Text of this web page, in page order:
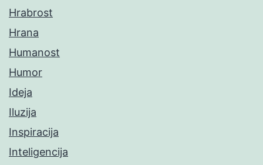
Hrabrost
Hrana
Humanost
Humor
Ideja
Iluzija
Inspiracija
Inteligencija